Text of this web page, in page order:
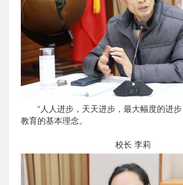
“人人进步，天天进步，最大幅度的进
教育的基本理念。
校长 李莉